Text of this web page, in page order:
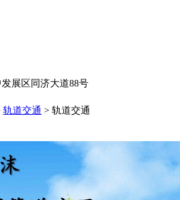
展区同济大道88号
轨道交通 > 轨道交通